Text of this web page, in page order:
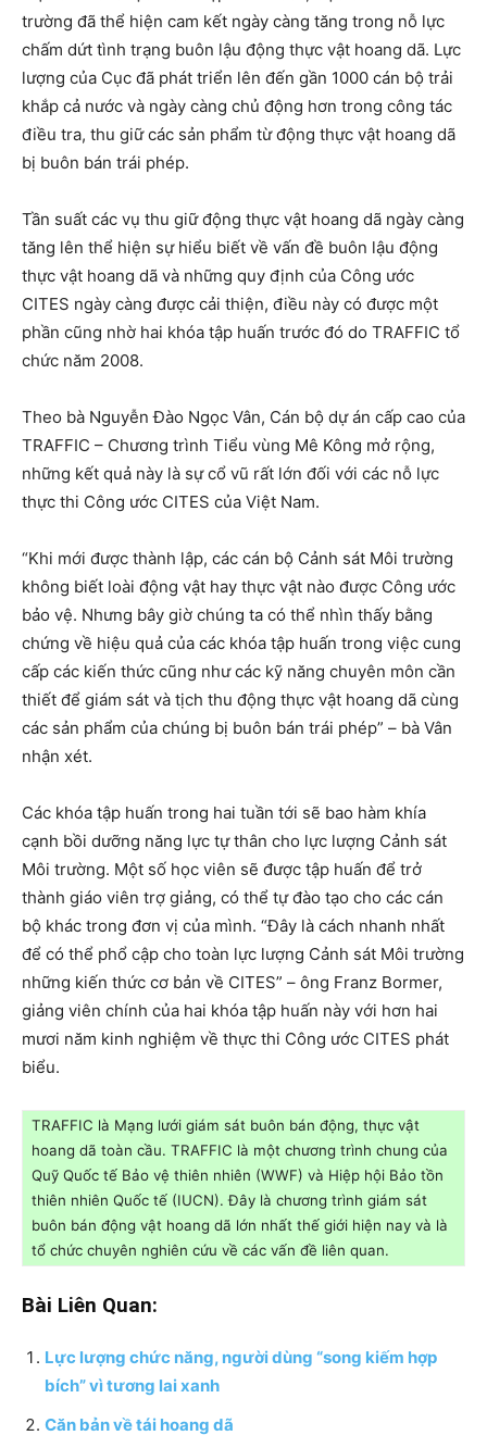
trường đã thể hiện cam kết ngày càng tăng trong nỗ lực
chấm dứt tình trạng buôn lậu động thực vật hoang dã. Lực
lượng của Cục đã phát triển lên đến gần 1000 cán bộ trải
khắp cả nước và ngày càng chủ động hơn trong công tác
điều tra, thu giữ các sản phẩm từ động thực vật hoang dã
bị buôn bán trái phép.
Tần suất các vụ thu giữ động thực vật hoang dã ngày càng
tăng lên thể hiện sự hiểu biết về vấn đề buôn lậu động
thực vật hoang dã và những quy định của Công ước
CITES ngày càng được cải thiện, điều này có được một
phần cũng nhờ hai khóa tập huấn trước đó do TRAFFIC tổ
chức năm 2008.
Theo bà Nguyễn Đào Ngọc Vân, Cán bộ dự án cấp cao của
TRAFFIC – Chương trình Tiểu vùng Mê Kông mở rộng,
những kết quả này là sự cổ vũ rất lớn đối với các nỗ lực
thực thi Công ước CITES của Việt Nam.
“Khi mới được thành lập, các cán bộ Cảnh sát Môi trường
không biết loài động vật hay thực vật nào được Công ước
bảo vệ. Nhưng bây giờ chúng ta có thể nhìn thấy bằng
chứng về hiệu quả của các khóa tập huấn trong việc cung
cấp các kiến thức cũng như các kỹ năng chuyên môn cần
thiết để giám sát và tịch thu động thực vật hoang dã cùng
các sản phẩm của chúng bị buôn bán trái phép” – bà Vân
nhận xét.
Các khóa tập huấn trong hai tuần tới sẽ bao hàm khía
cạnh bồi dưỡng năng lực tự thân cho lực lượng Cảnh sát
Môi trường. Một số học viên sẽ được tập huấn để trở
thành giáo viên trợ giảng, có thể tự đào tạo cho các cán
bộ khác trong đơn vị của mình. “Đây là cách nhanh nhất
để có thể phổ cập cho toàn lực lượng Cảnh sát Môi trường
những kiến thức cơ bản về CITES” – ông Franz Bormer,
giảng viên chính của hai khóa tập huấn này với hơn hai
mươi năm kinh nghiệm về thực thi Công ước CITES phát
biểu.
TRAFFIC là Mạng lưới giám sát buôn bán động, thực vật
hoang dã toàn cầu. TRAFFIC là một chương trình chung của
Quỹ Quốc tế Bảo vệ thiên nhiên (WWF) và Hiệp hội Bảo tồn
thiên nhiên Quốc tế (IUCN). Đây là chương trình giám sát
buôn bán động vật hoang dã lớn nhất thế giới hiện nay và là
tổ chức chuyên nghiên cứu về các vấn đề liên quan.
Bài Liên Quan:
Lực lượng chức năng, người dùng “song kiếm hợp
bích” vì tương lai xanh
Căn bản về tái hoang dã